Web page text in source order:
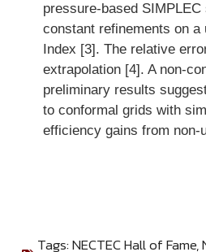
pressure-based
constant refinements on a
Index [3]. The relative
extrapolation [4]. A non-
preliminary results
to conformal grids with
efficiency gains from non-
Tags:NECTEC Hall of Fame,